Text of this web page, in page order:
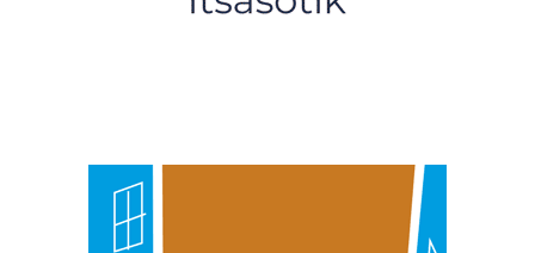
neurtzeko, jendeari buruzko informazioa biltzeko eta
bazkideen zerrenda, beren ustez zein helburutarako
duten interes legitimoa eta horren aurka nola egin
dezakezun ikusteko.